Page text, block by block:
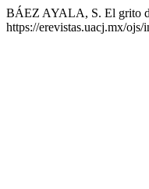
BÁEZ AYALA, S. El grito
https://erevistas.uacj.mx/